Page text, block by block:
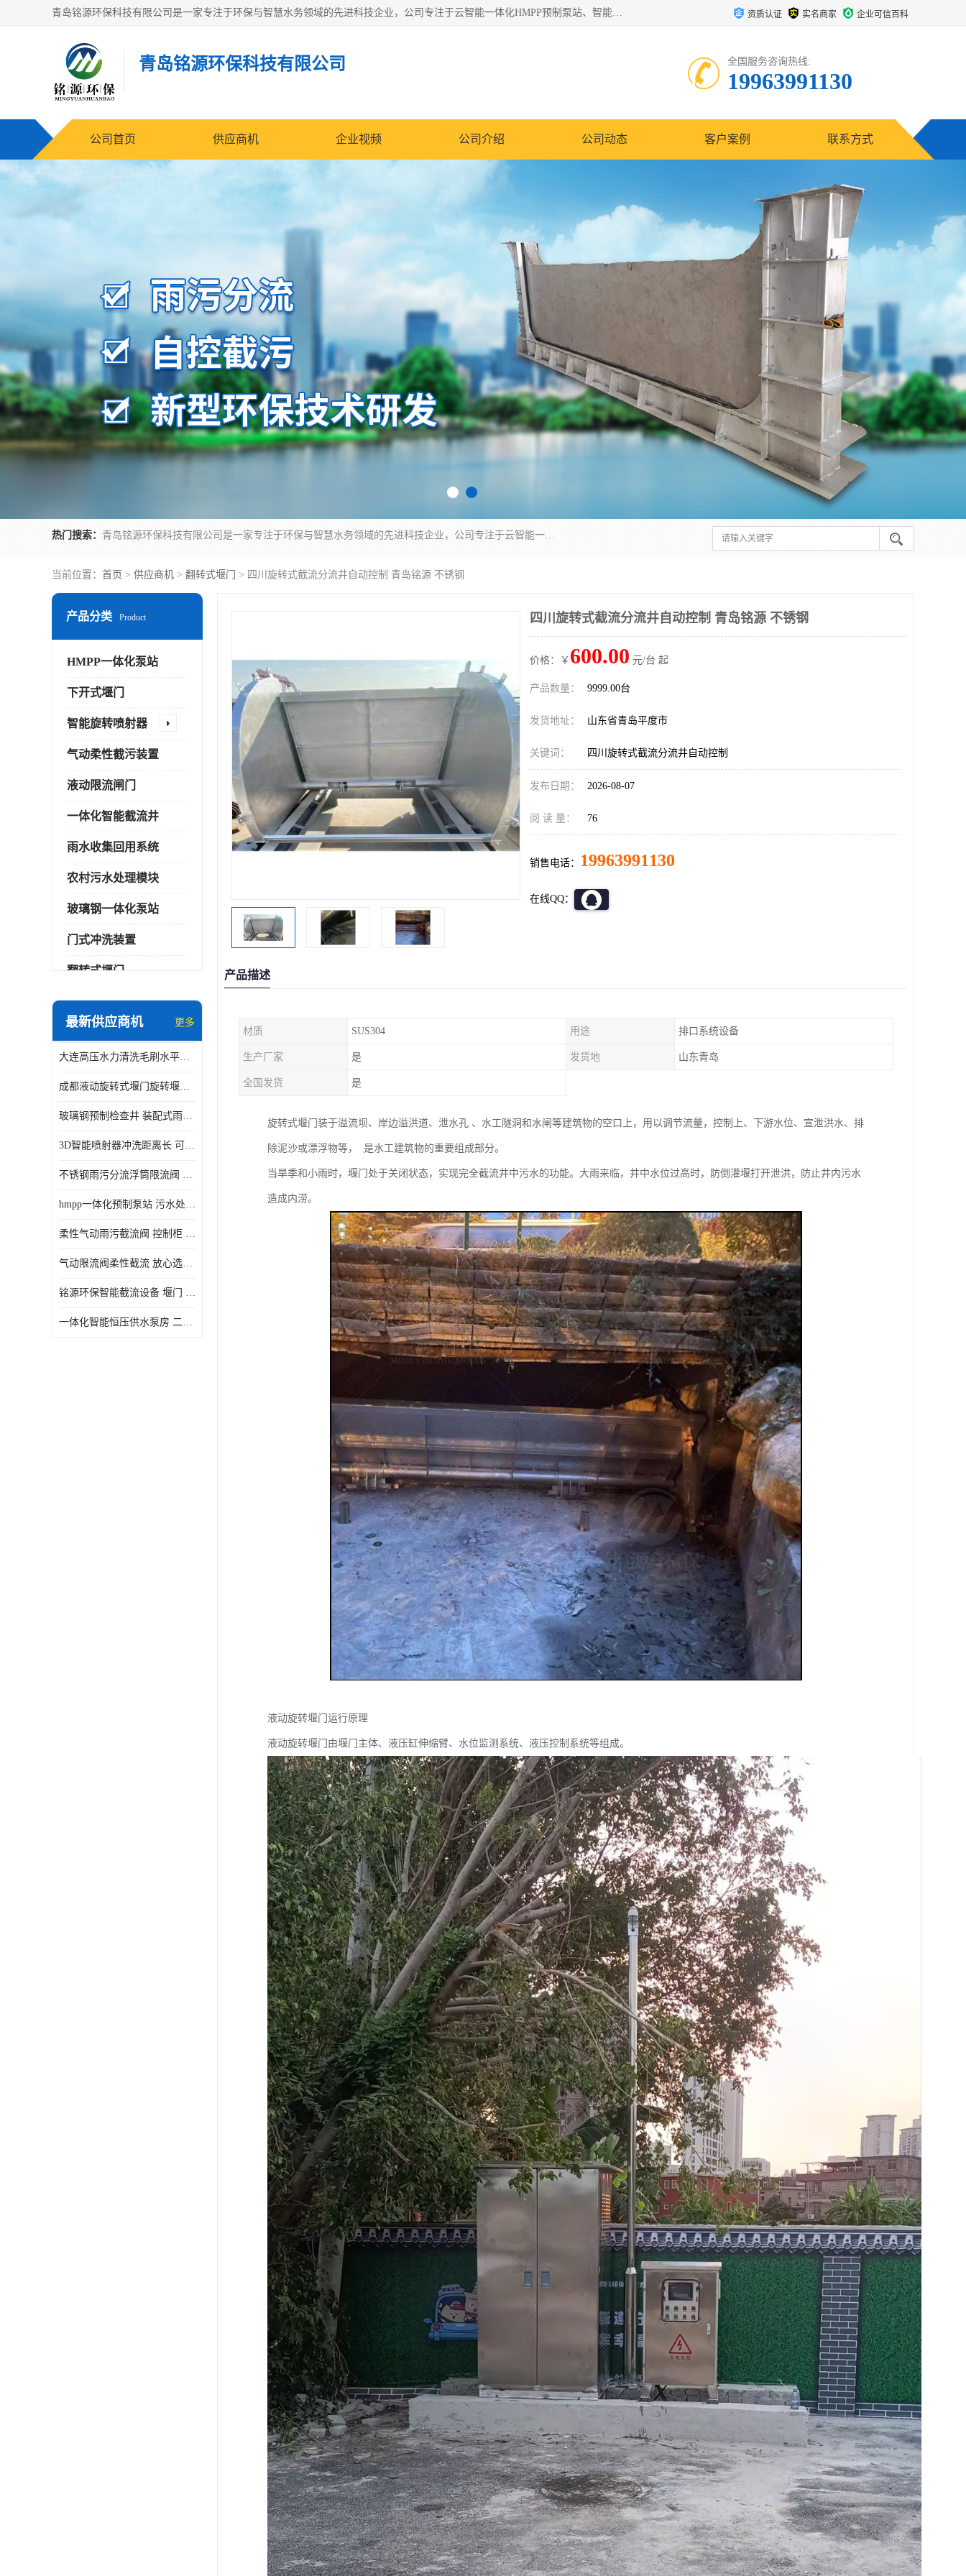
青岛铭源环保科技有限公司是一家专注于环保与智慧水务领域的先进科技企业，公司专注于云智能一体化HMPP预制泵站、智能截流井设备、调蓄池雨洪管理设备、水务循环利用、云智慧水务开发及新型环保技术研发等领域。 资质认证 实名商家 企业可信百科
青岛铭源环保科技有限公司 全国服务咨询热线:
19963991130
公司首页 供应商机 企业视频 公司介绍 公司动态 客户案例 联系方式
热门搜索： 青岛铭源环保科技有限公司是一家专注于环保与智慧水务领域的先进科技企业，公司专注于云智能一体化HMPP预制泵站、智能截流井设备、调蓄池雨洪管理设备、水务循环利用、云智慧水务开发及新型环保技术研发等领域。
当前位置： 首页 > 供应商机 > 翻转式堰门 > 四川旋转式截流分流井自动控制 青岛铭源 不锈钢
产品分类 Product
HMPP一体化泵站
下开式堰门
智能旋转喷射器
气动柔性截污装置
液动限流闸门
一体化智能截流井
雨水收集回用系统
农村污水处理模块
玻璃钢一体化泵站
门式冲洗装置
翻转式堰门
智能一体化雨水泵站
智能一体化供水泵房
智能一体化净水设备
最新供应商机 更多
大连高压水力清洗毛刷水平自清洁滚刷 水力自动冲洗系统 水力清洗
成都液动旋转式堰门旋转堰门 自动控制 SUS304
玻璃钢预制检查井 装配式雨水污水井 初期弃流井 源头厂家
3D智能喷射器冲洗距离长 可270度旋转 高强度水压远距离喷洗
不锈钢雨污分流浮筒限流阀 DN150-DN1000 品质可信
hmpp一体化预制泵站 污水处理系统 乡镇学校市政排水 厂家供应
柔性气动雨污截流阀 控制柜 远程控制安全性高检修方便
气动限流阀柔性截流 放心选购 控源截污铭源环保
铭源环保智能截流设备 堰门 铸铁调节闸门作用 源头商家 可定制
一体化智能恒压供水泵房 二次加压供水设备户外智慧泵房
四川旋转式截流分流井自动控制 青岛铭源 不锈钢
价格：￥ 600.00 元/台 起
产品数量： 9999.00台
发货地址： 山东省青岛平度市
关键词： 四川旋转式截流分流井自动控制
发布日期： 2026-08-07
阅 读 量： 76
销售电话： 19963991130
在线QQ：
产品描述
材质 SUS304 用途 排口系统设备
生产厂家 是 发货地 山东青岛
全国发货 是
旋转式堰门装于溢流坝、岸边溢洪道、泄水孔 、水工隧洞和水闸等建筑物的空口上，用以调节流量，控制上、下游水位、宣泄洪水、排
除泥沙或漂浮物等， 是水工建筑物的重要组成部分。
当旱季和小雨时，堰门处于关闭状态，实现完全截流井中污水的功能。大雨来临，井中水位过高时，防倒灌堰打开泄洪，防止井内污水
造成内涝。
液动旋转堰门运行原理
液动旋转堰门由堰门主体、液压缸伸缩臂、水位监测系统、液压控制系统等组成。